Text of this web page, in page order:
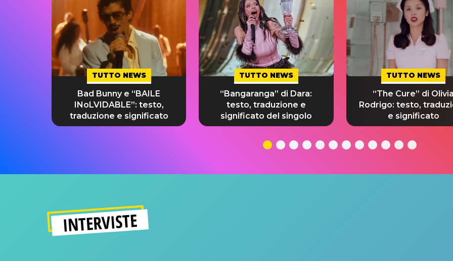
TUTTO NEWS
Bad Bunny e “BAILE
INoLVIDABLE”: testo,
traduzione e significato
TUTTO NEWS
“Bangaranga” di Dara:
testo, traduzione e
significato del singolo
TUTTO NEWS
“The Cure” di Olivia
Rodrigo: testo,
e significato
INTERVISTE